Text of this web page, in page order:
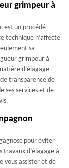
grimpeur à
est un procédé
technique n’affecte
sa
grimpeur à
d’élagage
transparence de
ses services et de
pour éviter
travaux d’élagage à
vous assister et de